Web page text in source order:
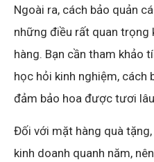
Ngoài ra, cách bảo quản
những điều rất quan trọng
hàng. Bạn cần tham khảo
học hỏi kinh nghiệm, cách
đảm bảo hoa được tươi
Đối với mặt hàng quà
kinh doanh quanh năm,